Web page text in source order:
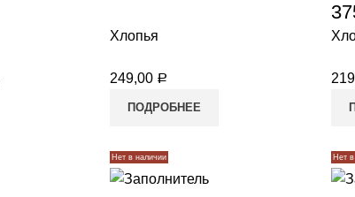
Хлопья
249,00 Р
ПОДРОБНЕЕ
Нет в наличии Нет